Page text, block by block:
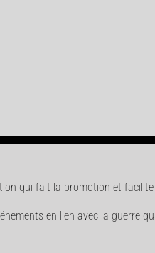
qui fait la promotion et
en lien avec la guerre